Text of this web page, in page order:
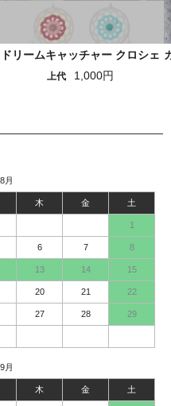
ドリームキャッチャー クロシェ
上代 1,000円
月
木 金 土
1
6 7 8
13 14 15
20 21 22
27 28 29
月
木 金 土